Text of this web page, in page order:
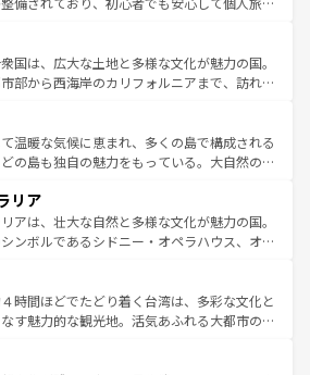
照してほしい。
まま残る町や、スイスならではのユニークな
、アルプス観光だけでなく町歩きも満喫する
。国民の所得が高いため物価も高いが、旅行
料で観光を楽しむこともできる。 なお、新
報はコンテンツ一覧 を参照してほしい。
国は、広大な土地と多様な文化が魅力の国。
部から西海岸のカリフォルニアまで、訪れる
都市は、観光、ショッピング、エンターテイ
まった刺激的なスポットだ。一方、アメリカ
然が広がり、グランドキャニオンやイエロー
ーリンズでは、音楽と美食が融合した独特の
旅行者はアメリカの各地域で異なる魅力を楽
その多様性と豊かな歴史を感じることができ
のスタイルだ。 なお、新着のアメリカ
ンツ一覧を参照してほしい。
温暖な気候に恵まれ、多くの島で構成される
の島も独自の魅力をもっている。大自然の神
せない。また、定番の観光地といえばオアフ
な自然を求めるならマウイ島やカウアイ島が
メラルドグリーンに輝く海をはじめ、豊かな
しの心で訪れる人々を迎えてくれるハワイの
いローカルフードやハワイアンミュージッ
フラダンスなど、すべてがハワイの魅力を彩
てほしい。 なお、新着のハワイ情報
リア
アは、壮大な自然と多様な文化が魅力の国。
ンボルであるシドニー・オペラハウス、オー
大陸中央部にそびえるウルル（エアーズロッ
ニアの美しい原生林やケアンズの熱帯雨林な
がたくさん。また、カフェやワイン、オージ
ィビティも充実しており、サーフィンやダイ
時間ほどでたどり着く台湾は、多彩な文化と
す魅力的な観光地。活気あふれる大都市の台
な山岳地帯である台湾東部など、都市の喧騒